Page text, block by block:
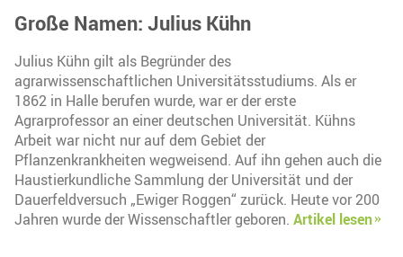
Große Namen: Julius Kühn
Julius Kühn gilt als Begründer des
agrarwissenschaftlichen Universitätsstudiums. Als er
1862 in Halle berufen wurde, war er der erste
Agrarprofessor an einer deutschen Universität. Kühns
Arbeit war nicht nur auf dem Gebiet der
Pflanzenkrankheiten wegweisend. Auf ihn gehen auch die
Haustierkundliche Sammlung der Universität und der
Dauerfeldversuch „Ewiger Roggen“ zurück. Heute vor 200
Jahren wurde der Wissenschaftler geboren. Artikel lesen